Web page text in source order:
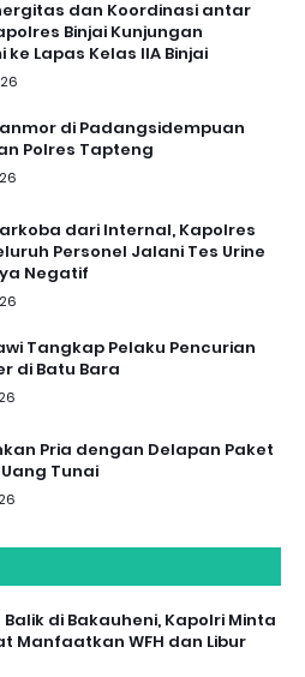
dan Koordinasi antar
Binjai Kunjungan
Lapas Kelas IIA Binjai
di Padangsidempuan
Polres Tapteng
dari Internal, Kapolres
Personel Jalani Tes Urine
Negatif
Tangkap Pelaku Pencurian
di Batu Bara
Pria dengan Delapan Paket
Tunai
Balik di Bakauheni, Kapolri Minta
Manfaatkan WFH dan Libur